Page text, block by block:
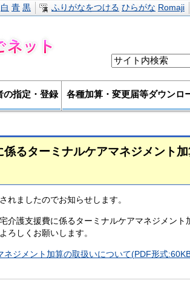
白 青 黒 ふりがなをつける ひらがな Romaji
の指定・登録 各種加算・変更届等ダウンロ
係るターミナルケアマネジメント
れましたのでお知らせします。
介護支援費に係るターミナルケアマネジメン
ろしくお願いします。
ジメント加算の取扱いについて(PDF形式